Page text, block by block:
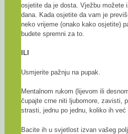
osjetite da je dosta. Vježbu možete
dana. Kada osjetite da vam je
neko vrijeme (onako kako osjetite)
budete spremni za to.
ILI
Usmjerite pažnju na pupak.
Mentalnom rukom (lijevom ili
čupajte crne niti ljubomore, zavisti,
strasti, jednu po jednu, koliko ih već
Bacite ih u svjetlost izvan vašeg